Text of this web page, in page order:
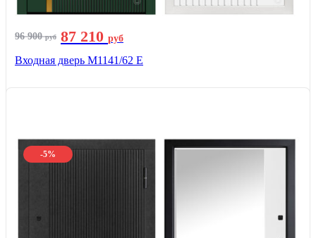
96 900руб 87 210 руб
Входная дверь М1141/62 Е
-5%